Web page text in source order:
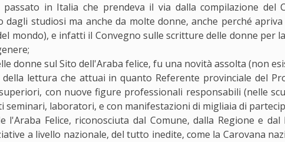
in Italia che prendeva il via dalla compilazione del
studiosi ma anche da molte donne, anche perché
mondo), e infatti il Convegno sulle scritture delle donne per
donne sul Sito dell'Araba felice, fu una novità assolta (non
lettura che attuai in quanto Referente provinciale del
con nuove figure professionali responsabili (nelle
laboratori, e con manifestazioni di migliaia di
l'Araba Felice, riconosciuta dal Comune, dalla Regione e
a livello nazionale, del tutto inedite, come la Carovana